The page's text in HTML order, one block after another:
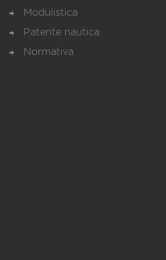
Modulistica
Patente nautica
Normativa